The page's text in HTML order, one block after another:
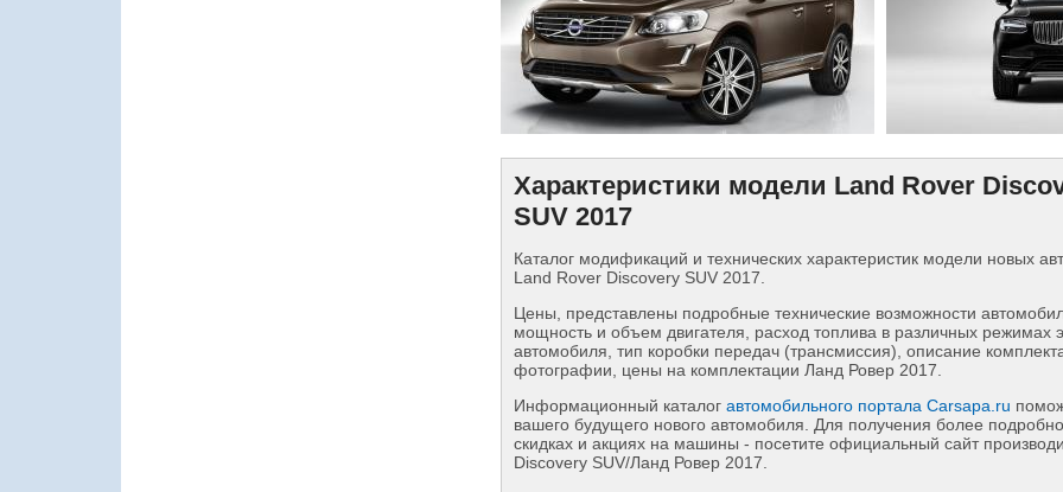
Характеристики модели Land Rover
SUV 2017
Каталог модификаций и технических характеристик модели новых
Land Rover Discovery SUV 2017.
Цены, представлены подробные технические возможности
мощность и объем двигателя, расход топлива в различных режимах
автомобиля, тип коробки передач (трансмиссия), описание
фотографии, цены на комплектации Ланд Ровер 2017.
Информационный каталог автомобильного портала Carsapa.ru
вашего будущего нового автомобиля. Для получения более
скидках и акциях на машины - посетите официальный сайт
Discovery SUV/Ланд Ровер 2017.